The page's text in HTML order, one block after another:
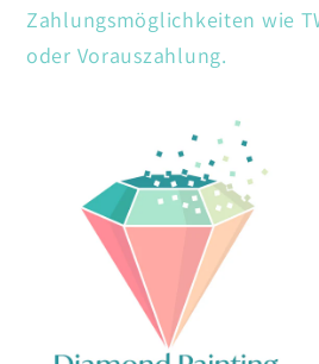
Zahlungsmöglichkeiten wie
oder Vorauszahlung.